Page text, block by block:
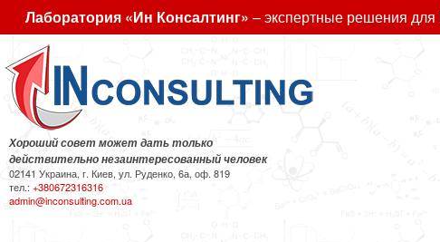
Лаборатория «Ин Консалтинг» – экспертные решения
Хороший совет может дать только
действительно незаинтересованный человек
02141 Украина, г. Киев, ул. Руденко, 6а, оф. 819
тел.:+380672316316
admin@inconsulting.com.ua